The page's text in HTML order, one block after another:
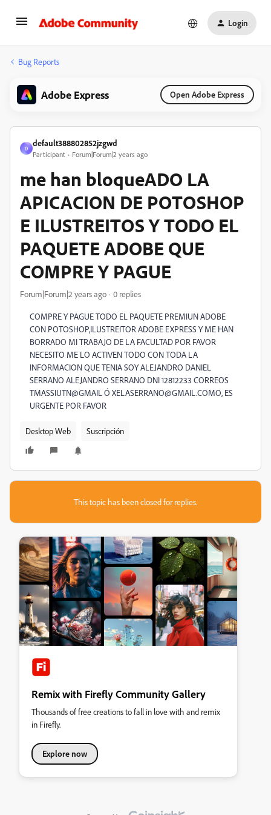
Login
Bug Reports
Adobe Express Open Adobe Express
D
default388802852jzgwd
Participant Forum|Forum|2 years ago
me han bloqueADO LA
APICACION DE POTOSHOP
E ILUSTREITOS Y TODO EL
PAQUETE ADOBE QUE
COMPRE Y PAGUE
Forum|Forum|2 years ago 0 replies
COMPRE Y PAGUE TODO EL PAQUETE PREMIUN ADOBE
CON POTOSHOP,ILUSTREITOR ADOBE EXPRESS Y ME HAN
BORRADO MI TRABAJO DE LA FACULTAD POR FAVOR
NECESITO ME LO ACTIVEN TODO CON TODA LA
INFORMACION QUE TENIA SOY ALEJANDRO DANIEL
SERRANO ALEJANDRO SERRANO DNI 12812233 CORREOS
TMASSIUTN@GMAIL Ó XELASERRANO@GMAIL.COMO, ES
URGENTE POR FAVOR
Desktop Web Suscripción
This topic has been closed for replies.
Remix with Firefly Community Gallery
Thousands of free creations to fall in love with and remix
in Firefly.
Explore now